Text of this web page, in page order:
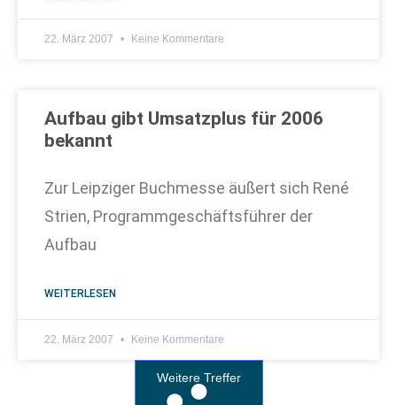
22. März 2007 Keine Kommentare
Aufbau gibt Umsatzplus für 2006
bekannt
Zur Leipziger Buchmesse äußert sich René
Strien, Programmgeschäftsführer der
Aufbau
WEITERLESEN
22. März 2007 Keine Kommentare
Weitere Treffer